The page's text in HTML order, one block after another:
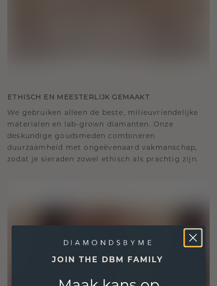
ETHISCH EN MEESTERLIJK GEMAAKT
We gebruiken alleen de beste, milieuvriendelijke
materialen en lab-grown diamanten. Onze
deskundige goudsmeden combineren
duurzaamheid met ongeëvenaard vakmanschap,
zodat je sieraden zowel ethisch als prachtig zijn.
JOIN THE DBM FAMILY